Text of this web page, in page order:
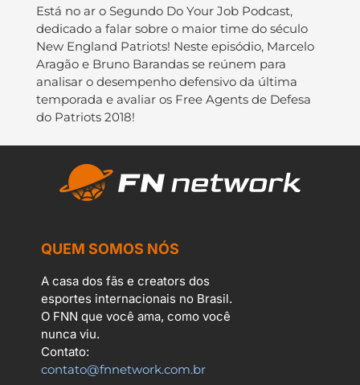
Está no ar o Segundo Do Your Job Podcast,
dedicado a falar sobre o maior time do século
New England Patriots! Neste episódio, Marcelo
Aragão e Bruno Barandas se reúnem para
analisar o desempenho defensivo da última
temporada e avaliar os Free Agents de Defesa
do Patriots 2018!
QUEM SOMOS NÓS
A casa dos fãs e creators dos
esportes internacionais no Brasil.
O FNN que você ama, como você
nunca viu.
Contato:
contato@fnnetwork.com.br